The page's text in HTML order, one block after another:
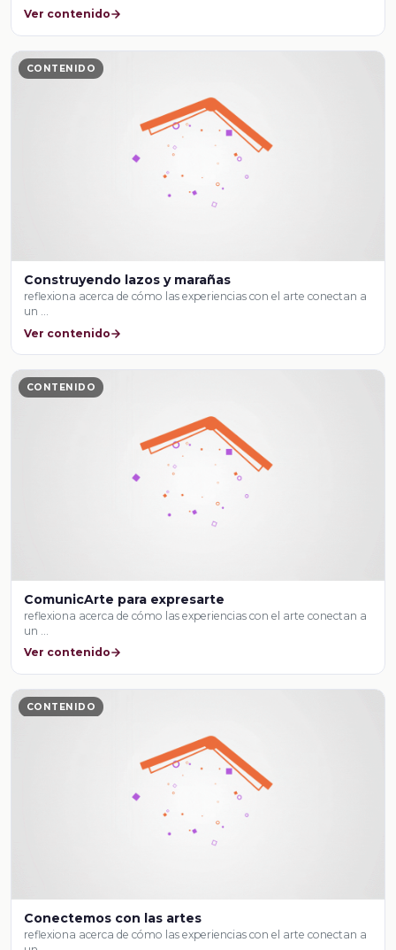
Ver contenido
CONTENIDO
Construyendo lazos y marañas
reflexiona acerca de cómo las experiencias con el arte conectan a
un …
Ver contenido
CONTENIDO
ComunicArte para expresarte
reflexiona acerca de cómo las experiencias con el arte conectan a
un …
Ver contenido
CONTENIDO
Conectemos con las artes
reflexiona acerca de cómo las experiencias con el arte conectan a